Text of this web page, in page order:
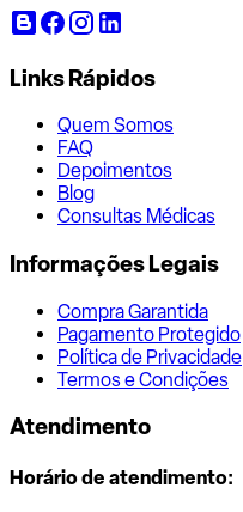
Links Rápidos
Quem Somos
FAQ
Depoimentos
Blog
Consultas Médicas
Informações Legais
Compra Garantida
Pagamento Protegido
Política de Privacidade
Termos e Condições
Atendimento
Horário de atendimento: